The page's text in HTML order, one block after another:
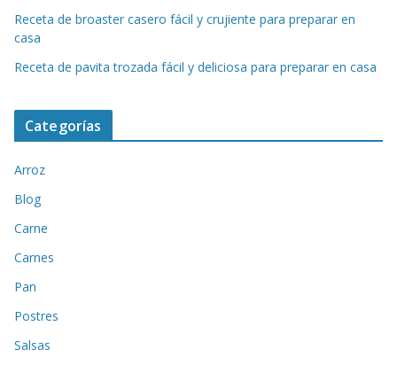
Receta de broaster casero fácil y crujiente para preparar en
casa
Receta de pavita trozada fácil y deliciosa para preparar en casa
Categorías
Arroz
Blog
Carne
Carnes
Pan
Postres
Salsas